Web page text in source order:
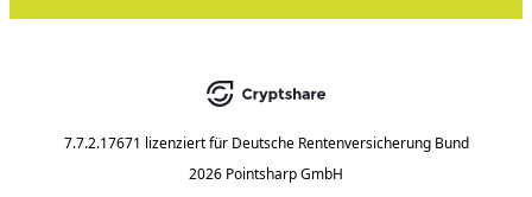
7.7.2.17671 lizenziert für Deutsche Rentenversicherung Bund
2026 Pointsharp GmbH